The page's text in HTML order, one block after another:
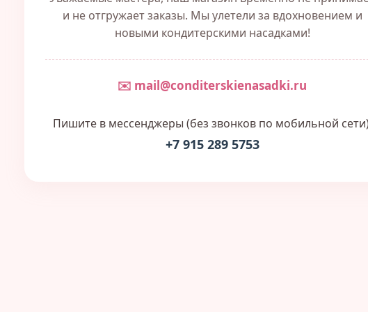
и не отгружает заказы. Мы улетели за вдохновением и
новыми кондитерскими насадками!
✉️ mail@conditerskienasadki.ru
Пишите в мессенджеры (без звонков по мобильной
+7 915 289 5753